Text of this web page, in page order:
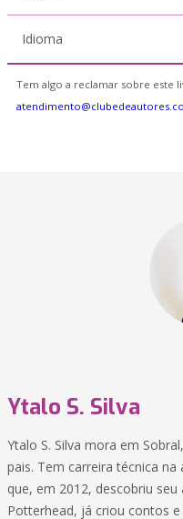
Idioma
Tem algo a reclamar sobre este
Ytalo S. Silva
Ytalo S. Silva mora em
pais. Tem carreira técnica
que, em 2012, descobriu
Potterhead, já criou contos